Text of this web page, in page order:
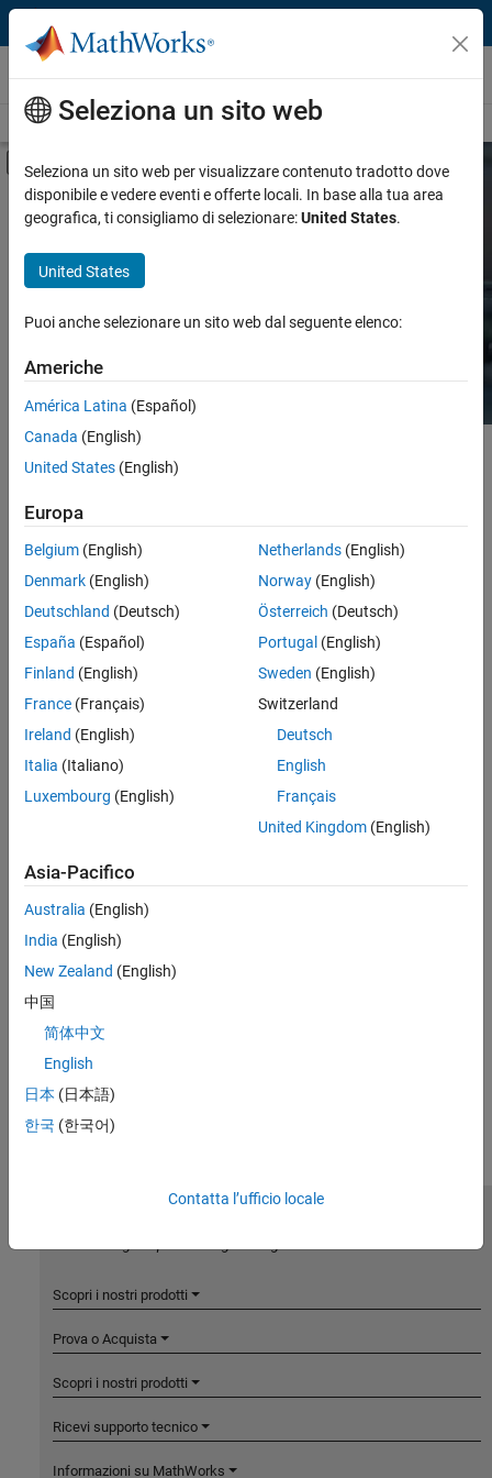
Vai al contenuto
Hardware Support
Overview Search Hardware Support Request Hardware Support
Attiva/disattiva menu di navigazione
Product
Product Family and Category
Protocol or Standard
Search Hardware
MATLAB and Simulink.
Seleziona un sito web
Seleziona un sito web per visualizzare contenuto tradotto dove
disponibile e vedere eventi e offerte locali. In base alla tua area
geografica, ti consigliamo di selezionare:United States.
United States
Puoi anche selezionare un sito web dal seguente elenco:
Americhe
América Latina (Español)
Canada (English)
United States (English)
Europa
Belgium (English)
Denmark (English)
Deutschland (Deutsch)
España (Español)
Finland (English)
France (Français)
Ireland (English)
Italia (Italiano)
Luxembourg (English)
Netherlands(English)
Norway(English)
Österreich (Deutsch)
Portugal (English)
Sweden (English)
Switzerland
Deutsch
English
Français
United Kingdom(English)
Asia-Pacifico
Australia (English)
India (English)
New Zealand (English)
中国
简体中文
English
日本 (日本語)
한국 (한국어)
Contatta l’ufficio locale
Scopri i nostri prodotti
Prova o Acquista
Scopri i nostri prodotti
Ricevi supporto tecnico
Informazioni su MathWorks